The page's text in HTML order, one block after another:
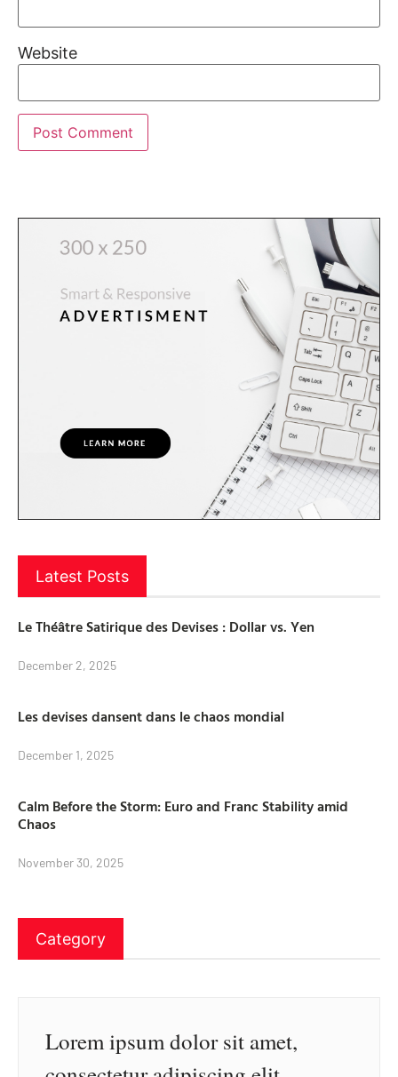
Website
Latest Posts
Le Théâtre Satirique des Devises : Dollar vs. Yen
December 2, 2025
Les devises dansent dans le chaos mondial
December 1, 2025
Calm Before the Storm: Euro and Franc Stability amid
Chaos
November 30, 2025
Category
Lorem ipsum dolor sit amet,